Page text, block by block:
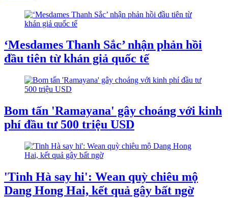
‘Mesdames Thanh Sắc’ nhận phản hồi
đầu tiên từ khán giả quốc tế
Bom tấn 'Ramayana' gây choáng với kinh
phí đầu tư 500 triệu USD
'Tinh Hà say hi': Wean quỳ chiêu mộ
Dang Hong Hai, kết quả gây bất ngờ